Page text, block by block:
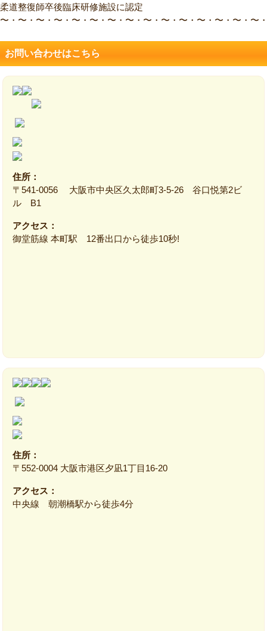
柔道整復師卒後臨床研修施設に認定
〜・〜・〜・〜・〜・〜・〜・〜・〜・〜・〜・〜・〜・〜・〜
お問い合わせはこちら
住所：
〒541-0056 大阪市中央区久太郎町3-5-26 谷口悦第2ビ
ル B1
アクセス：
御堂筋線 本町駅 12番出口から徒歩10秒!
住所：
〒552‐0004 大阪市港区夕凪1丁目16‐20
アクセス：
中央線 朝潮橋駅から徒歩4分